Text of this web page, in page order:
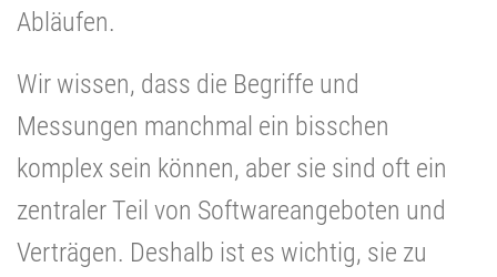
Abläufen.
Wir wissen, dass die Begriffe und
Messungen manchmal ein bisschen
komplex sein können, aber sie sind oft ein
zentraler Teil von Softwareangeboten und
Verträgen. Deshalb ist es wichtig, sie zu